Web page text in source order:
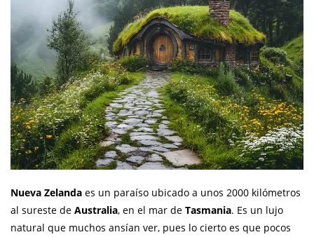
Nueva Zelanda es un paraíso ubicado a unos 2000 kilómetros
al sureste de Australia, en el mar de Tasmania. Es un lujo
natural que muchos ansían ver, pues lo cierto es que pocos